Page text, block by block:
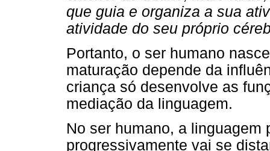
que guia e organiza a sua
atividade do seu próprio
Portanto, o ser humano
maturação depende da
criança só desenvolve as
mediação da linguagem.
No ser humano, a linguagem
progressivamente vai se